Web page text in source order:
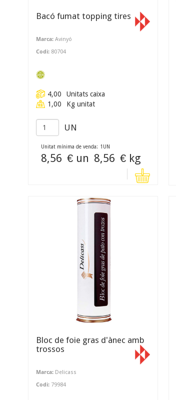
Bacó fumat topping tires
Marca: Avinyó
Codi: 80704
4,00
Unitats caixa
1,00
Kg unitat
UN
Unitat mínima de venda: 1 UN
8,56 € un 8,56 € kg
Bloc de foie gras d'ànec amb
trossos
Marca: Delicass
Codi: 79984